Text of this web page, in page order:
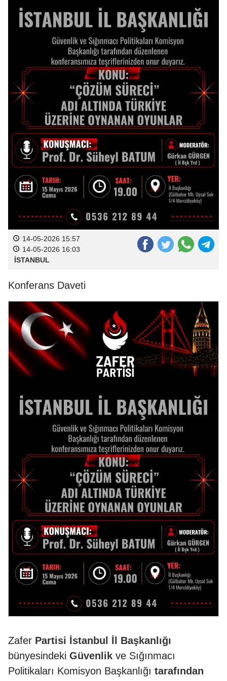
14-05-2026 15:57
14-05-2026 16:03
İSTANBUL
Konferans Daveti
Zafer Partisi İstanbul İl
Başkanlığı
bünyesindeki Güvenlik ve Sığınmacı
Politikaları Komisyon Başkanlığı tarafından